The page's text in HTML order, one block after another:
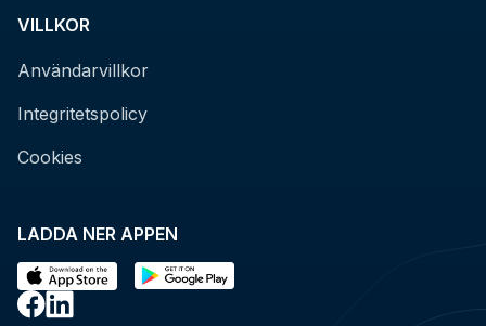
LADDA NER APPEN
VILLKOR
Användarvillkor
Integritetspolicy
Cookies